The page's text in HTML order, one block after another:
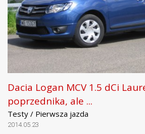
Dacia Logan MCV 1.5 dCi
poprzednika, ale ...
Testy / Pierwsza jazda
2014.05.23